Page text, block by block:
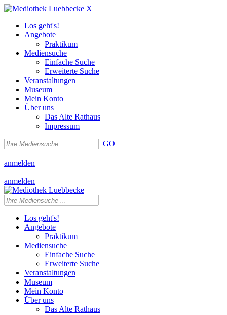
X
Los geht's!
Angebote
Praktikum
Mediensuche
Einfache Suche
Erweiterte Suche
Veranstaltungen
Museum
Mein Konto
Über uns
Das Alte Rathaus
Impressum
GO
|
anmelden
|
anmelden
Los geht's!
Angebote
Praktikum
Mediensuche
Einfache Suche
Erweiterte Suche
Veranstaltungen
Museum
Mein Konto
Über uns
Das Alte Rathaus